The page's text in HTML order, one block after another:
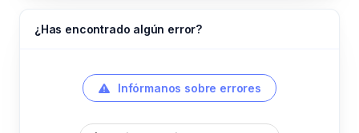
¿Has encontrado algún error?
Infórmanos sobre errores